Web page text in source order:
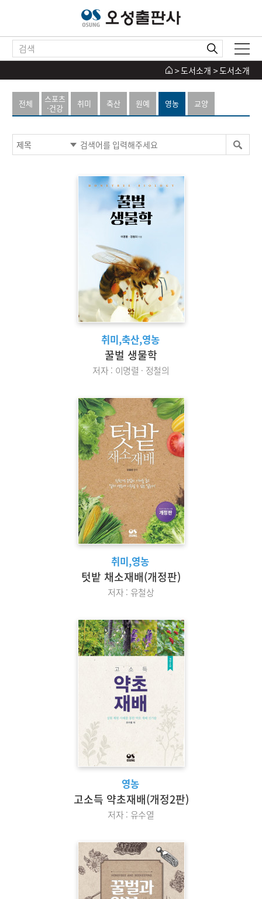
도서소개 도서소개
전체
스포츠
·건강
취미 축산 원예 영농 교양
취미,축산,영농
꿀벌 생물학
저자 : 이명렬 · 정철의
취미,영농
텃밭 채소재배(개정판)
저자 : 유철상
영농
고소득 약초재배(개정2판)
저자 : 유수열